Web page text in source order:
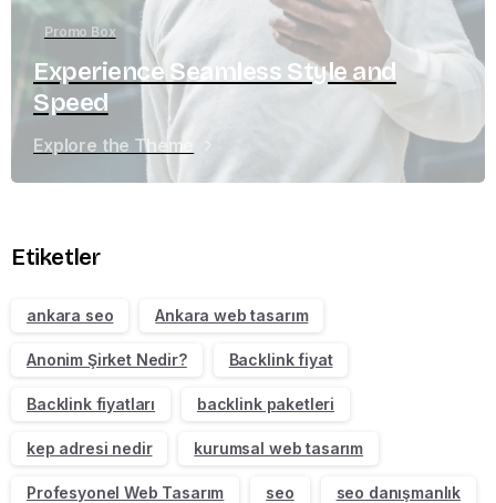
Promo Box
Experience Seamless Style and
Speed
Explore the Theme
Etiketler
ankara seo Ankara web tasarım
Anonim Şirket Nedir? Backlink fiyat
Backlink fiyatları backlink paketleri
kep adresi nedir kurumsal web tasarım
Profesyonel Web Tasarım seo seo danışmanlık